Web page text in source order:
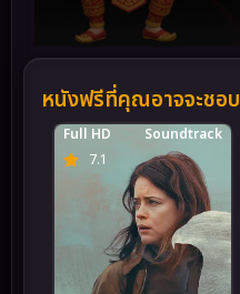
หนังฟรีที่คุณอาจจะชอบ
7.1
Full HD
Soundtrack